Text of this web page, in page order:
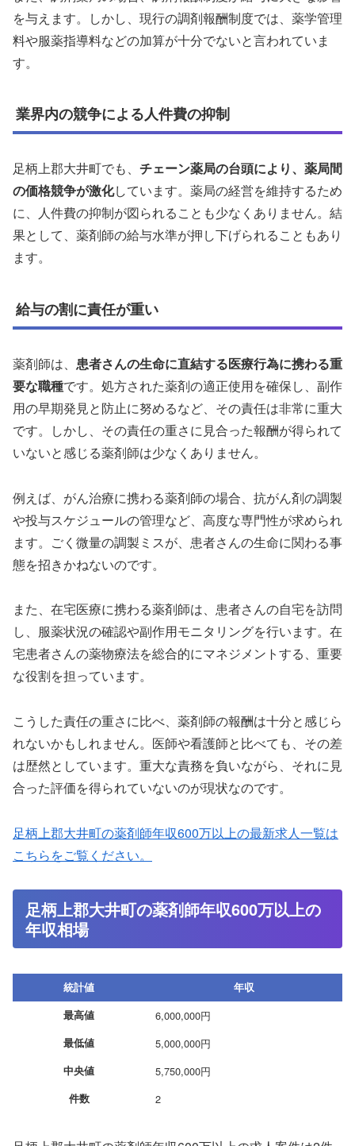
を与えます。しかし、現行の調剤報酬制度では、薬学管理
料や服薬指導料などの加算が十分でないと言われていま
す。
業界内の競争による人件費の抑制
足柄上郡大井町でも、 チェーン薬局の台頭により、薬局間
の価格競争が激化しています。薬局の経営を維持するため
に、人件費の抑制が図られることも少なくありません。結
果として、薬剤師の給与水準が押し下げられることもあり
ます。
給与の割に責任が重い
薬剤師は、 患者さんの生命に直結する医療行為に携わる重
要な職種です。処方された薬剤の適正使用を確保し、副作
用の早期発見と防止に努めるなど、その責任は非常に重大
です。しかし、その責任の重さに見合った報酬が得られて
いないと感じる薬剤師は少なくありません。
例えば、がん治療に携わる薬剤師の場合、抗がん剤の調製
や投与スケジュールの管理など、高度な専門性が求められ
ます。ごく微量の調製ミスが、患者さんの生命に関わる事
態を招きかねないのです。
また、在宅医療に携わる薬剤師は、患者さんの自宅を訪問
し、服薬状況の確認や副作用モニタリングを行います。在
宅患者さんの薬物療法を総合的にマネジメントする、重要
な役割を担っています。
こうした責任の重さに比べ、薬剤師の報酬は十分と感じら
れないかもしれません。医師や看護師と比べても、その差
は歴然としています。重大な責務を負いながら、それに見
合った評価を得られていないのが現状なのです。
足柄上郡大井町の薬剤師年収600万以上の最新求人一覧は
こちらをご覧ください。
足柄上郡大井町の薬剤師年収600万以上の
年収相場
統計値
年収
最高値
6,000,000円
最低値 5,000,000円
中央値 5,750,000円
件数 2